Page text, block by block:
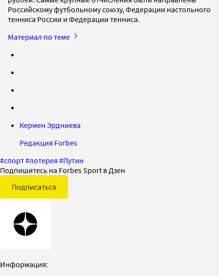
Российскому футбольному союзу, Федерации настольного
тенниса России и Федерации тенниса.
Материал по теме
Кермен Эрдниева
Редакция Forbes
#спорт#лотерея #Путин
Подпишитесь на Forbes Sport в Дзен
Подписаться
Информация: